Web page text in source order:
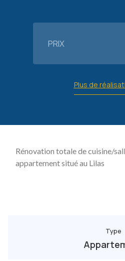
PRIX
Plus de
Rénovation totale de cuisine/
appartement situé au Lilas
Type